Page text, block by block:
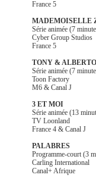
France 5
MADEMOISELLE
Série animée (7
Cyber Group Studios
France 5
TONY & ALBERTO
Série animée (7
Toon Factory
M6 & Canal J
3 ET MOI
Série animée (13
TV Loonland
France 4 & Canal J
PALABRES
Programme-court (3
Carling International
Canal+ Afrique